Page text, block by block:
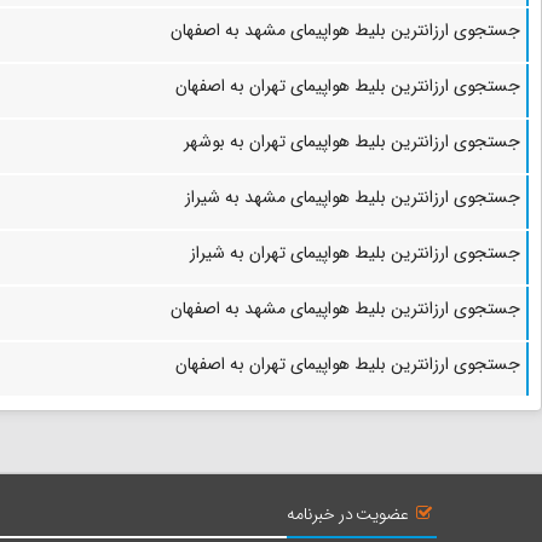
جستجوی ارزانترین بلیط هواپیمای مشهد به اصفهان
جستجوی ارزانترین بلیط هواپیمای تهران به اصفهان
جستجوی ارزانترین بلیط هواپیمای تهران به بوشهر
جستجوی ارزانترین بلیط هواپیمای مشهد به شیراز
جستجوی ارزانترین بلیط هواپیمای تهران به شیراز
جستجوی ارزانترین بلیط هواپیمای مشهد به اصفهان
جستجوی ارزانترین بلیط هواپیمای تهران به اصفهان
عضویت در خبرنامه